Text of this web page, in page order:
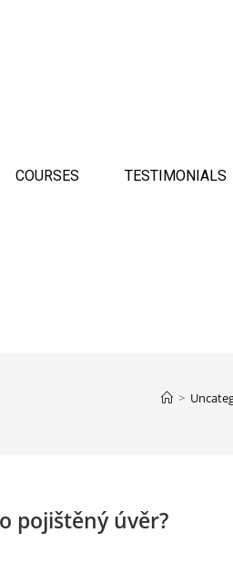
COURSES TESTIMONIALS
>
pojištěný úvěr?